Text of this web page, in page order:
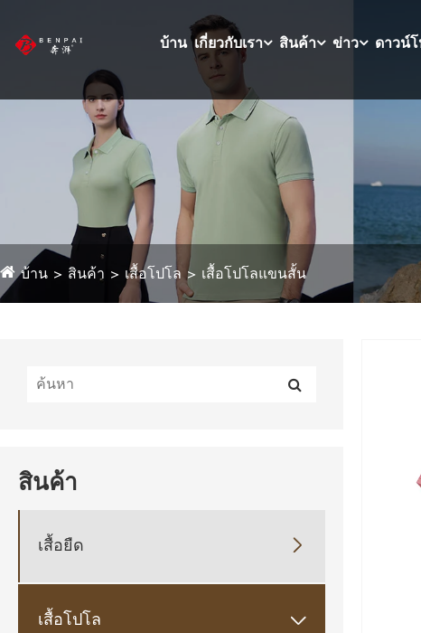
บ้าน เกี่ยวกับเรา สินค้า ข่าว ดาวน์
บ้าน สินค้า เสื้อโปโล เสื้อโปโลแขนสั้น
สินค้า
เสื้อยืด 
เสื้อโปโล 